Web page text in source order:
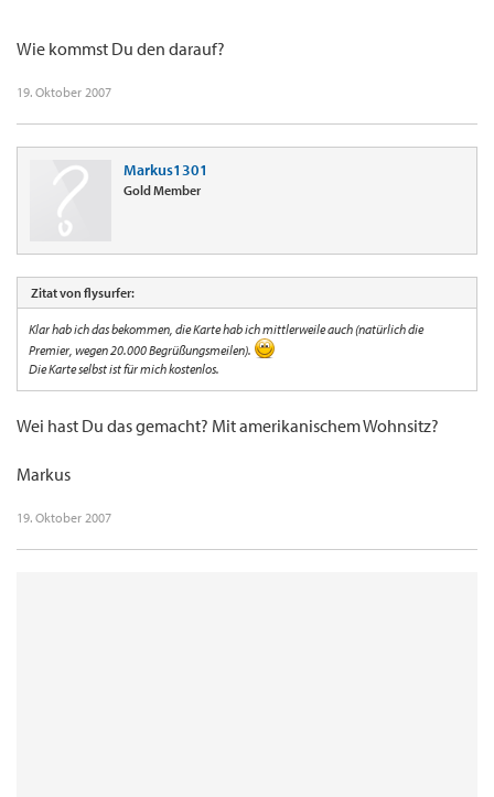
Wie kommst Du den darauf?
19. Oktober 2007
Markus1301
Gold Member
Zitat von flysurfer:
Klar hab ich das bekommen, die Karte hab ich mittlerweile auch (natürlich die
Premier, wegen 20.000 Begrüßungsmeilen).
Die Karte selbst ist für mich kostenlos.
Wei hast Du das gemacht? Mit amerikanischem Wohnsitz?
Markus
19. Oktober 2007